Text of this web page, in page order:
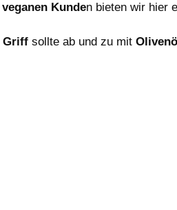
veganen Kunden bieten wir hier
Griff sollte ab und zu mit